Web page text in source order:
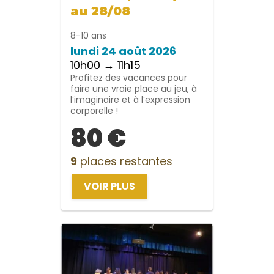
au 28/08
8-10 ans
lundi 24 août 2026
10h00 → 11h15
Profitez des vacances pour
faire une vraie place au jeu, à
l’imaginaire et à l’expression
corporelle !
80 €
9 places restantes
VOIR PLUS